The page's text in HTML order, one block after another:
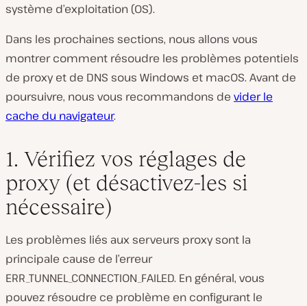
système d’exploitation (OS).
Dans les prochaines sections, nous allons vous
montrer comment résoudre les problèmes potentiels
de proxy et de DNS sous Windows et macOS. Avant de
poursuivre, nous vous recommandons de vider le
cache du navigateur.
1. Vérifiez vos réglages de
proxy (et désactivez-les si
nécessaire)
Les problèmes liés aux serveurs proxy sont la
principale cause de l’erreur
ERR_TUNNEL_CONNECTION_FAILED. En général, vous
pouvez résoudre ce problème en configurant le